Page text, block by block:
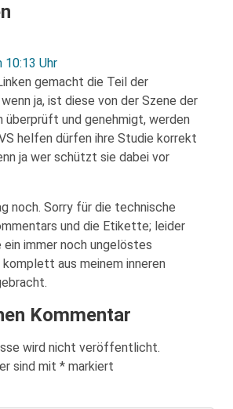
10:13 Uhr
gemacht die Teil der
ja, ist diese von der Szene der
überprüft und genehmigt, werden
helfen dürfen ihre Studie korrekt
ja wer schützt sie dabei vor
noch. Sorry für die technische
und die Etikette; leider
ein immer noch ungelöstes
aus meinem inneren
Kommentar
wird nicht veröffentlicht.
sind mit * markiert